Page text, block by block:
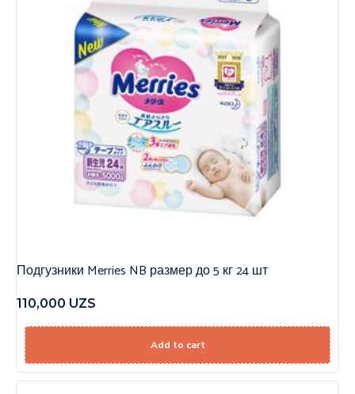
Подгузники Merries NB размер до 5 кг 24 шт
110,000 UZS
Add to cart